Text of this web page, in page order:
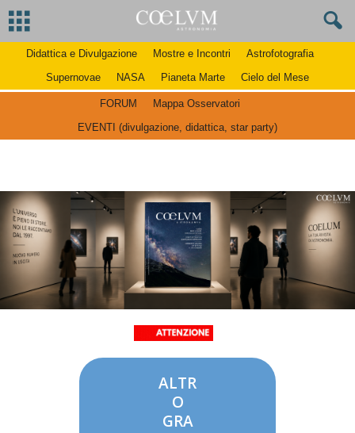
Didattica e Divulgazione Mostre e Incontri
Astrofotografia
Supernovae
NASA Pianeta Marte Cielo del Mese
FORUM
Mappa Osservatori
EVENTI (divulgazione, didattica, star party)
ALTR
O
GRA